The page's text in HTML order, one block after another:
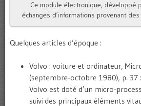
Ce module électronique, développé
échanges d’informations provenant
Quelques articles d’époque :
Volvo : voiture et ordinateur,
(septembre-octobre 1980), p. 37
Volvo est doté d’un micro-
suivi des principaux éléments